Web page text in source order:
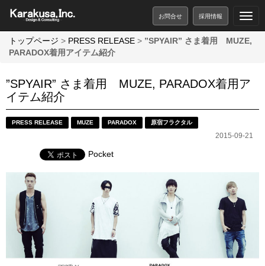
採用情報
お問合せ
トップページ > PRESS RELEASE > ”SPYAIR” さま着用 MUZE,
PARADOX着用アイテム紹介
”SPYAIR” さま着用 MUZE, PARADOX着用ア
イテム紹介
PRESS RELEASE MUZE PARADOX 原宿フラクタル
2015-09-21
Pocket